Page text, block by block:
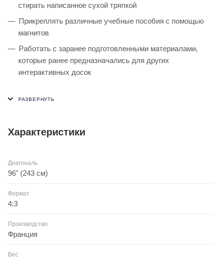
стирать написанное сухой тряпкой
Прикреплять различные учебные пособия с помощью
магнитов
Работать с заранее подготовленными материалами,
которые ранее предназначались для других
интерактивных досок
Характеристики
Диагональ
96" (243 см)
Формат
4:3
Производство
Франция
Вес